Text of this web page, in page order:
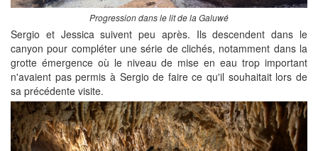
Progression dans le lit de la Galuwé
Sergio et Jessica suivent peu après. Ils descendent dans le
canyon pour compléter une série de clichés, notamment dans la
grotte émergence où le niveau de mise en eau trop important
n'avaient pas permis à Sergio de faire ce qu'il souhaitait lors de
sa précédente visite.